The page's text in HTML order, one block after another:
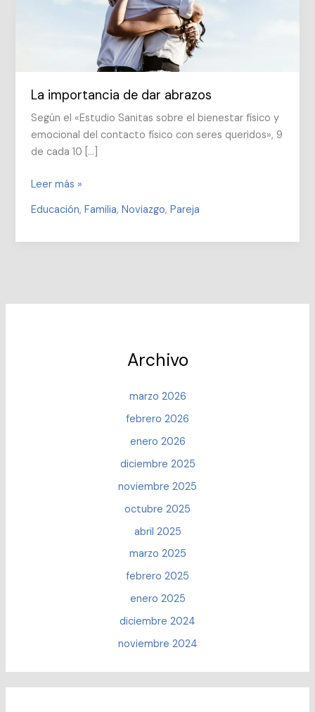
La importancia de dar abrazos
Según el «Estudio Sanitas sobre el bienestar físico y
emocional del contacto físico con seres queridos», 9
de cada 10 […]
La
de
Leer más »
Educación,Familia,Noviazgo,Pareja
Archivo
marzo 2026
febrero 2026
enero 2026
diciembre 2025
noviembre 2025
octubre 2025
abril 2025
marzo 2025
febrero 2025
enero 2025
diciembre 2024
noviembre 2024